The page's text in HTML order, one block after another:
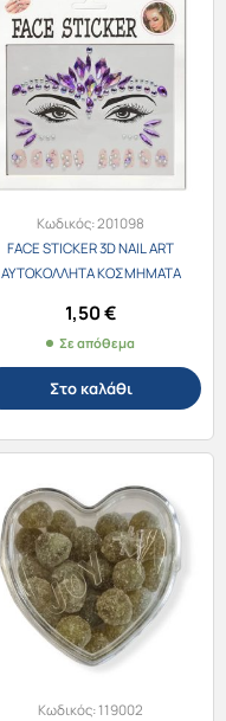
Κωδικός:201098
FACE STICKER 3D NAIL ART
ΑΥΤΟΚΟΛΛΗΤΑ ΚΟΣΜΗΜΑΤΑ
ΜΩΒ
1,50€
Σε απόθεμα
Στο καλάθι
Κωδικός:119002